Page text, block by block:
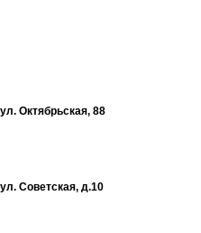
Октябрьская, 88
Советская, д.10